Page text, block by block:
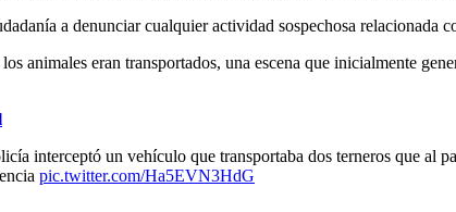
a denunciar cualquier actividad sospechosa relacionada
animales eran transportados, una escena que inicialmente
interceptó un vehículo que transportaba dos terneros que al
pic.twitter.com/Ha5EVN3HdG